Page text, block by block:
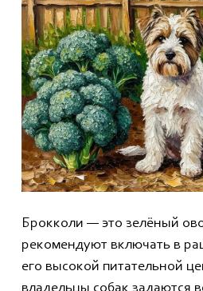
Брокколи — это зелёный
рекомендуют включать в
его высокой питательной